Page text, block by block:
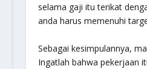
selama gaji itu terikat
anda harus memenuhi
Sebagai kesimpulannya,
Ingatlah bahwa pekerjaan